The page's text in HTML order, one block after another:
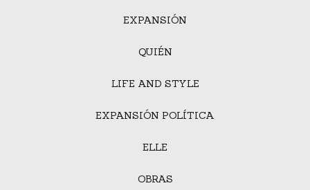
EXPANSIÓN
QUIÉN
LIFE AND STYLE
EXPANSIÓN POLÍTICA
ELLE
OBRAS